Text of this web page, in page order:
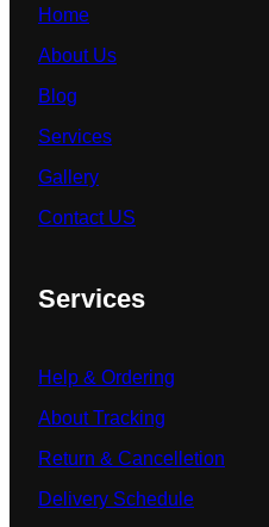
Home
About Us
Blog
Services
Gallery
Contact US
Services
Help & Ordering
About Tracking
Return & Cancelletion
Delivery Schedule